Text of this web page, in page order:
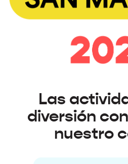
Las
diversión
nuestro